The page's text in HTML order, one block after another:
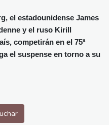
Murcia
29 °C
26 °C
Buenos Aires
13 °C
Managua
31 °C
el estadounidense James
y el ruso Kirill
competirán en el 75ª
el suspense en torno a su